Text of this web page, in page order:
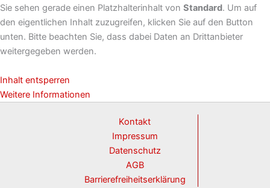
Sie sehen gerade einen Platzhalterinhalt von Standard. Um auf
den eigentlichen Inhalt zuzugreifen, klicken Sie auf den Button
unten. Bitte beachten Sie, dass dabei Daten an Drittanbieter
weitergegeben werden.
Inhalt entsperren
Weitere Informationen
Kontakt
Impressum
Datenschutz
AGB
Barrierefreiheitserklärung